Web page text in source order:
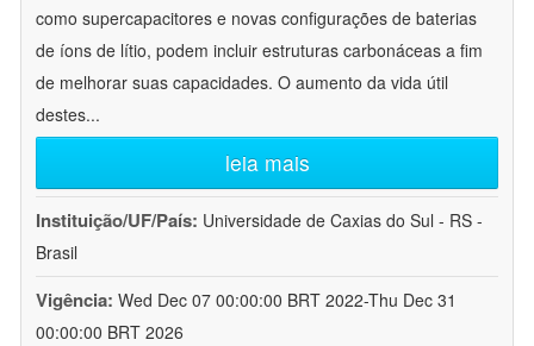
como supercapacitores e novas configurações de baterias
de íons de lítio, podem incluir estruturas carbonáceas a fim
de melhorar suas capacidades. O aumento da vida útil
destes...
leia mais
Instituição/UF/País: Universidade de Caxias do Sul - RS -
Brasil
Vigência: Wed Dec 07 00:00:00 BRT 2022-Thu Dec 31
00:00:00 BRT 2026